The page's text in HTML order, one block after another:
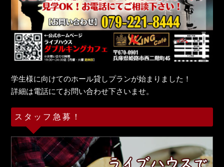
学生様に向けてのホール貸しプランが始まりました！
詳細は電話にてお問い合わせ下さいませ。
スタッフ急募！